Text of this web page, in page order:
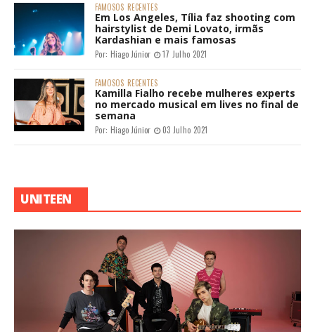
FAMOSOS RECENTES
Em Los Angeles, Tília faz shooting com
hairstylist de Demi Lovato, irmãs
Kardashian e mais famosas
Por: Hiago Júnior 17 Julho 2021
FAMOSOS RECENTES
Kamilla Fialho recebe mulheres experts
no mercado musical em lives no final de
semana
Por: Hiago Júnior 03 Julho 2021
UNITEEN